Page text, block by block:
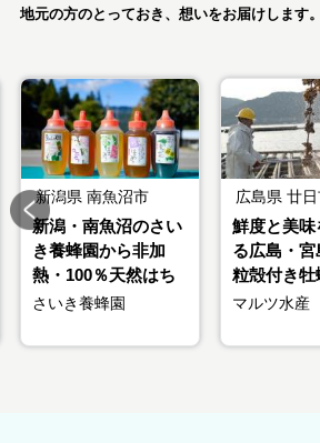
地元の方のとっておき、想いをお届けします。
新潟県 南魚沼市
新潟・南魚沼のさい
き養蜂園から非加
熱・100％天然はち
みつ
さいき養蜂園
広島県 廿
鮮度と美味
る広島・
粒殻付き牡
マルツ水産